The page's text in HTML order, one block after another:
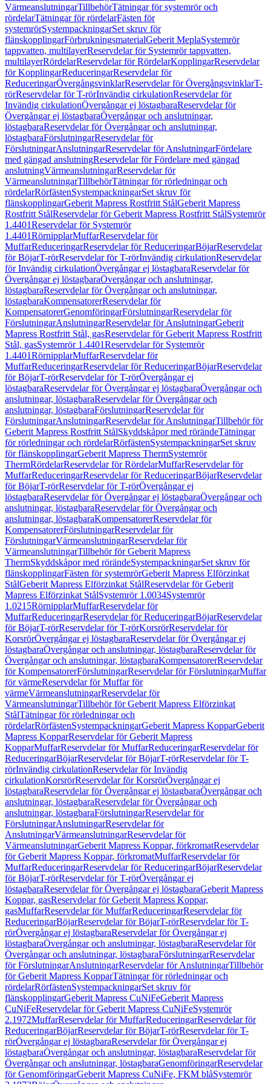
VärmeanslutningarTillbehörTätningar för systemrör och
rördelarTätningar för rördelarFästen för
systemrörSystempackningarSet skruv för
flänskopplingarFörbrukningsmaterialGeberit MeplaSystemrör
tappvatten, multilayerReservdelar för Systemrör tappvatten,
multilayerRördelarReservdelar för RördelarKopplingarReservdelar
för KopplingarReduceringarReservdelar för
ReduceringarÖvergångsvinklarReservdelar för ÖvergångsvinklarT-
rörReservdelar för T-rörInvändig cirkulationReservdelar för
Invändig cirkulationÖvergångar ej löstagbaraReservdelar för
Övergångar ej löstagbaraÖvergångar och anslutningar,
löstagbaraReservdelar för Övergångar och anslutningar,
löstagbaraFörslutningarReservdelar för
FörslutningarAnslutningarReservdelar för AnslutningarFördelare
med gängad anslutningReservdelar för Fördelare med gängad
anslutningVärmeanslutningarReservdelar för
VärmeanslutningarTillbehörTätningar för rörledningar och
rördelarRörfästenSystempackningarSet skruv för
flänskopplingarGeberit Mapress Rostfritt StålGeberit Mapress
Rostfritt StålReservdelar för Geberit Mapress Rostfritt StålSystemrör
1.4401Reservdelar för Systemrör
1.4401RörnipplarMuffarReservdelar för
MuffarReduceringarReservdelar för ReduceringarBöjarReservdelar
för BöjarT-rörReservdelar för T-rörInvändig cirkulationReservdelar
för Invändig cirkulationÖvergångar ej löstagbaraReservdelar för
Övergångar ej löstagbaraÖvergångar och anslutningar,
löstagbaraReservdelar för Övergångar och anslutningar,
löstagbaraKompensatorerReservdelar för
KompensatorerGenomföringarFörslutningarReservdelar för
FörslutningarAnslutningarReservdelar för AnslutningarGeberit
Mapress Rostfritt Stål, gasReservdelar för Geberit Mapress Rostfritt
Stål, gasSystemrör 1.4401Reservdelar för Systemrör
1.4401RörnipplarMuffarReservdelar för
MuffarReduceringarReservdelar för ReduceringarBöjarReservdelar
för BöjarT-rörReservdelar för T-rörÖvergångar ej
löstagbaraReservdelar för Övergångar ej löstagbaraÖvergångar och
anslutningar, löstagbaraReservdelar för Övergångar och
anslutningar, löstagbaraFörslutningarReservdelar för
FörslutningarAnslutningarReservdelar för AnslutningarTillbehör för
Geberit Mapress Rostfritt StålSkyddskåpor med rörändeTätningar
för rörledningar och rördelarRörfästenSystempackningarSet skruv
för flänskopplingarGeberit Mapress ThermSystemrör
ThermRördelarReservdelar för RördelarMuffarReservdelar för
MuffarReduceringarReservdelar för ReduceringarBöjarReservdelar
för BöjarT-rörReservdelar för T-rörÖvergångar ej
löstagbaraReservdelar för Övergångar ej löstagbaraÖvergångar och
anslutningar, löstagbaraReservdelar för Övergångar och
anslutningar, löstagbaraKompensatorerReservdelar för
KompensatorerFörslutningarReservdelar för
FörslutningarVärmeanslutningarReservdelar för
VärmeanslutningarTillbehör för Geberit Mapress
ThermSkyddskåpor med rörändeSystempackningarSet skruv för
flänskopplingarFästen för systemrörGeberit Mapress Elförzinkat
StålGeberit Mapress Elförzinkat StålReservdelar för Geberit
Mapress Elförzinkat StålSystemrör 1.0034Systemrör
1.0215RörnipplarMuffarReservdelar för
MuffarReduceringarReservdelar för ReduceringarBöjarReservdelar
för BöjarT-rörReservdelar för T-rörKorsrörReservdelar för
KorsrörÖvergångar ej löstagbaraReservdelar för Övergångar ej
löstagbaraÖvergångar och anslutningar, löstagbaraReservdelar för
Övergångar och anslutningar, löstagbaraKompensatorerReservdelar
för KompensatorerFörslutningarReservdelar för FörslutningarMuffar
för värmeReservdelar för Muffar för
värmeVärmeanslutningarReservdelar för
VärmeanslutningarTillbehör för Geberit Mapress Elförzinkat
StålTätningar för rörledningar och
rördelarRörfästenSystempackningarGeberit Mapress KopparGeberit
Mapress KopparReservdelar för Geberit Mapress
KopparMuffarReservdelar för MuffarReduceringarReservdelar för
ReduceringarBöjarReservdelar för BöjarT-rörReservdelar för T-
rörInvändig cirkulationReservdelar för Invändig
cirkulationKorsrörReservdelar för KorsrörÖvergångar ej
löstagbaraReservdelar för Övergångar ej löstagbaraÖvergångar och
anslutningar, löstagbaraReservdelar för Övergångar och
anslutningar, löstagbaraFörslutningarReservdelar för
FörslutningarAnslutningarReservdelar för
AnslutningarVärmeanslutningarReservdelar för
VärmeanslutningarGeberit Mapress Koppar, förkromatReservdelar
för Geberit Mapress Koppar, förkromatMuffarReservdelar för
MuffarReduceringarReservdelar för ReduceringarBöjarReservdelar
för BöjarT-rörReservdelar för T-rörÖvergångar ej
löstagbaraReservdelar för Övergångar ej löstagbaraGeberit Mapress
Koppar, gasReservdelar för Geberit Mapress Koppar,
gasMuffarReservdelar för MuffarReduceringarReservdelar för
ReduceringarBöjarReservdelar för BöjarT-rörReservdelar för T-
rörÖvergångar ej löstagbaraReservdelar för Övergångar ej
löstagbaraÖvergångar och anslutningar, löstagbaraReservdelar för
Övergångar och anslutningar, löstagbaraFörslutningarReservdelar
för FörslutningarAnslutningarReservdelar för AnslutningarTillbehör
för Geberit Mapress KopparTätningar för rörledningar och
rördelarRörfästenSystempackningarSet skruv för
flänskopplingarGeberit Mapress CuNiFeGeberit Mapress
CuNiFeReservdelar för Geberit Mapress CuNiFeSystemrör
2.1972MuffarReservdelar för MuffarReduceringarReservdelar för
ReduceringarBöjarReservdelar för BöjarT-rörReservdelar för T-
rörÖvergångar ej löstagbaraReservdelar för Övergångar ej
löstagbaraÖvergångar och anslutningar, löstagbaraReservdelar för
Övergångar och anslutningar, löstagbaraGenomföringarReservdelar
för GenomföringarGeberit Mapress CuNiFe, FKM blåSystemrör